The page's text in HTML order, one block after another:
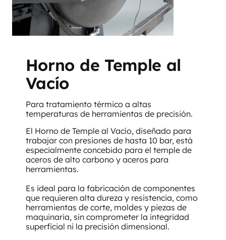
Horno de Temple al
Vacío
Para tratamiento térmico a altas
temperaturas de herramientas de precisión.
El Horno de Temple al Vacío, diseñado para
trabajar con presiones de hasta 10 bar, está
especialmente concebido para el temple de
aceros de alto carbono y aceros para
herramientas.
Es ideal para la fabricación de componentes
que requieren alta dureza y resistencia, como
herramientas de corte, moldes y piezas de
maquinaria, sin comprometer la integridad
superficial ni la precisión dimensional.